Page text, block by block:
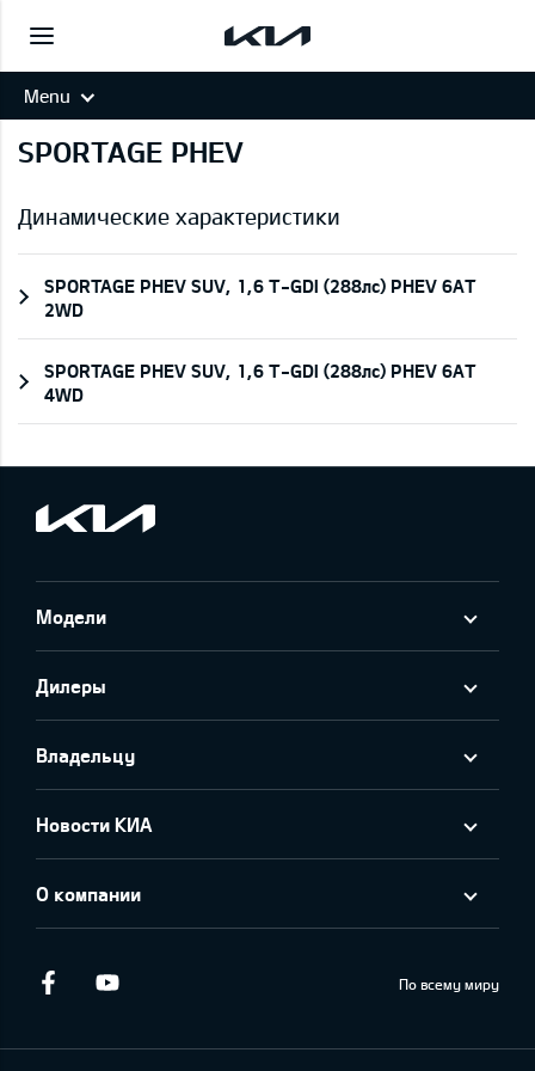
Menu
SPORTAGE PHEV
Динамические характеристики
SPORTAGE PHEV SUV, 1,6 T-GDI (288лс) PHEV 6AT
2WD
SPORTAGE PHEV SUV, 1,6 T-GDI (288лс) PHEV 6AT
4WD
Модели
Дилеры
Владельцу
Новости КИА
О компании
Facebook По всему миру